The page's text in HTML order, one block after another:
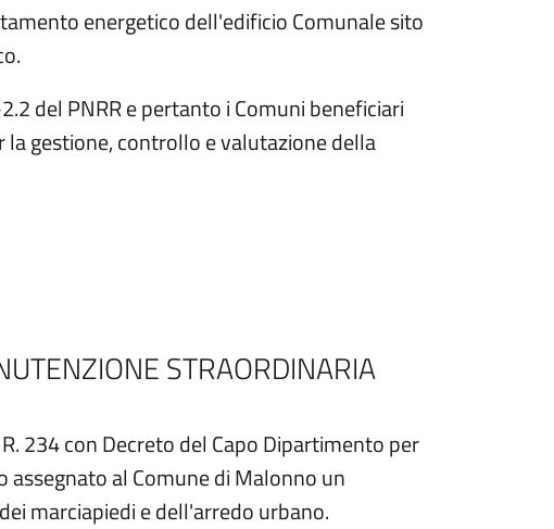
energetico dell'edificio Comunale sito
del PNRR e pertanto i Comuni beneficiari
gestione, controllo e valutazione della
STRAORDINARIA
234 con Decreto del Capo Dipartimento per
al Comune di Malonno un
marciapiedi e dell'arredo urbano.